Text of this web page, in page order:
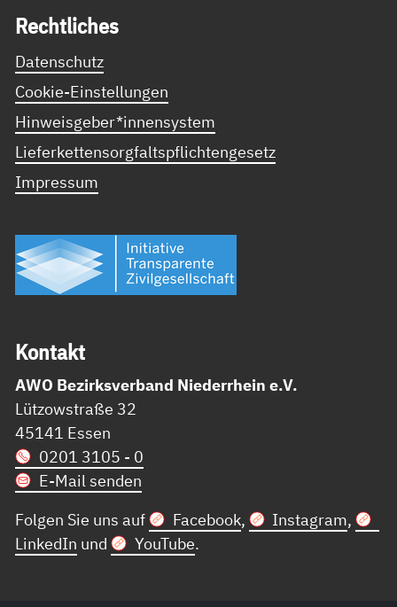
Recht­li­ches
Datenschutz
Cookie-Einstellungen
Hinweisgeber*innensystem
Lieferkettensorgfaltspflichtengesetz
Impressum
Kon­takt
AWO Bezirksverband Niederrhein e.V.
Lützowstraße 32
45141 Essen
0201 3105 - 0
E-Mail senden
Folgen Sie uns auf
Facebook, Instagram,
LinkedIn und YouTube.